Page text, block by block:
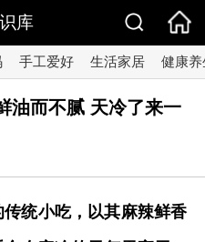
库
手工爱好 生活家居 健康养
油而不腻 天冷了来一
统小吃，以其麻辣鲜香